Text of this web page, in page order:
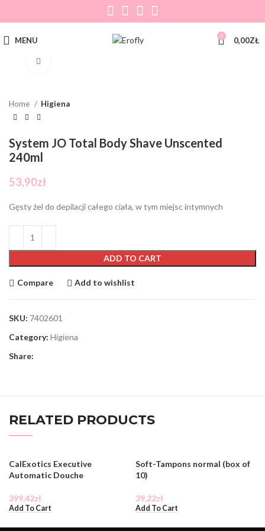
MENU 0 0,00ZŁ
Home Higiena
System JO Total Body Shave Unscented
240ml
53,90zł
Gęsty żel do depilacji całego ciała, w tym miejsc intymnych
ADD TO CART
Compare Add to wishlist
SKU: 7402601
Category: Higiena
Share:
RELATED PRODUCTS
CalExotics Executive
Automatic Douche
399,42zł
Add To Cart
Soft-Tampons normal (box of
10)
39,22zł
Add To Cart